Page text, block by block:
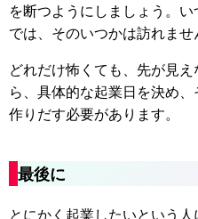
を断つようにしましょう。
では、そのいつかは訪れませ
どれだけ怖くても、先が見
ら、具体的な起業日を決め
作りだす必要があります。
最後に
とにかく起業したいという